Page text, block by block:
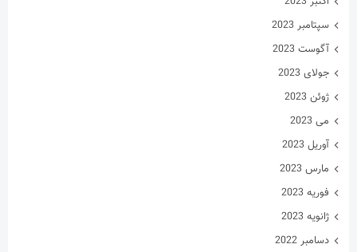
سپتامبر 2023
آگوست 2023
جولای 2023
ژوئن 2023
می 2023
آوریل 2023
مارس 2023
فوریه 2023
ژانویه 2023
دسامبر 2022